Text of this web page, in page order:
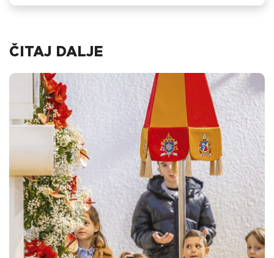
ČITAJ DALJE